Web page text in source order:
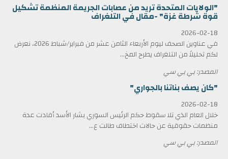
"الولايات المتحدة تريد من عصابات الجريمة المنظمة تشكيل
قوة شرطة غزة" -مقال في التلغراف
2026-02-18
في عناوين الصحف ليوم الأربعاء الثامن عشر من فبراير/شباط 2026، نعرض
لكم تحليلاً من التلغراف يطرح المخ...
المصدر: بي بي سي
"كان يصف بناتنا بالجواري"
2026-02-18
خلال العام الذي تلا سقوط حكم الرئيس السوري بشار الأسد أفادت عدة
منظمات حقوقية عن حالات اختطاف طالت ع...
المصدر: بي بي سي